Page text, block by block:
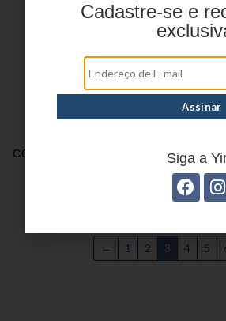
COLORS EM POLIÉSTER
← 1 2 3 4 5
Cadastre-se e
Siga a